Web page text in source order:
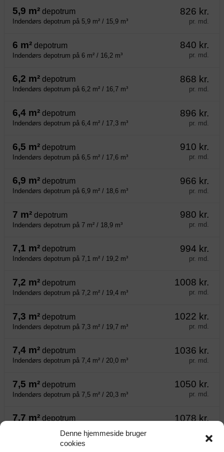
Denne hjemmeside bruger
cookies
5,9 m² depotrum
Indendørs depotrum på 5,9 m² / 15,9 m³
826 kr.
pr. md.
6 m² depotrum
Indendørs depotrum på 6 m² / 16,2 m³
840 kr.
pr. md.
6,2 m² depotrum
Indendørs depotrum på 6,2 m² / 16,7 m³
868 kr.
pr. md.
6,4 m² depotrum
Indendørs depotrum på 6,4 m² / 17,3 m³
896 kr.
pr. md.
6,5 m² depotrum
Indendørs depotrum på 6,5 m² / 17,6 m³
910 kr.
pr. md.
6,9 m² depotrum
Indendørs depotrum på 6,9 m² / 18,6 m³
966 kr.
pr. md.
7 m² depotrum
Indendørs depotrum på 7 m² / 18,9 m³
980 kr.
pr. md.
7,1 m² depotrum
Indendørs depotrum på 7,1 m² / 19,2 m³
994 kr.
pr. md.
7,2 m² depotrum
Indendørs depotrum på 7,2 m² / 19,4 m³
1008 kr.
pr. md.
7,3 m² depotrum
Indendørs depotrum på 7,3 m² / 19,7 m³
1022 kr.
pr. md.
7,4 m² depotrum
Indendørs depotrum på 7,4 m² / 20,0 m³
1036 kr.
pr. md.
7,5 m² depotrum
Indendørs depotrum på 7,5 m² / 20,3 m³
1050 kr.
pr. md.
7,7 m² depotrum 1078 kr.